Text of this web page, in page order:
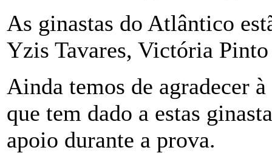
As ginastas do Atlântico
Yzis Tavares, Victória
Ainda temos de agradecer
que tem dado a estas
apoio durante a prova.